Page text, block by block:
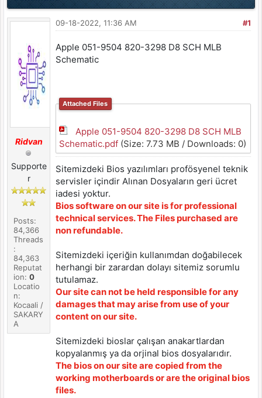
Ridvan
Supporte
r
Posts:
84,366
Threads
:
84,363
Reputat
ion:0
Locatio
n:
Kocaali /
SAKARY
A
#1
09-18-2022, 11:36 AM
Apple 051-9504 820-3298 D8 SCH MLB
Schematic
Attached Files
Apple 051-9504 820-3298 D8 SCH MLB
Schematic.pdf(Size: 7.73 MB / Downloads: 0)
Sitemizdeki Bios yazılımları profösyenel teknik
servisler içindir Alınan Dosyaların geri ücret
iadesi yoktur.
Bios software on our site is for professional
technical services. The Files purchased are
non refundable.
Sitemizdeki içeriğin kullanımdan doğabilecek
herhangi bir zarardan dolayı sitemiz sorumlu
tutulamaz.
Our site can not be held responsible for any
damages that may arise from use of your
content on our site.
Sitemizdeki bioslar çalışan anakartlardan
kopyalanmış ya da orjinal bios dosyalarıdır.
The bios on our site are copied from the
working motherboards or are the original bios
files.